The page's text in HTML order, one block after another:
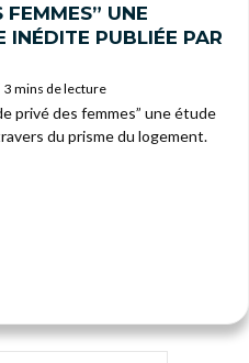
FEMMES” UNE
INÉDITE PUBLIÉE PAR
3 mins de lecture
privé des femmes” une étude
du prisme du logement.